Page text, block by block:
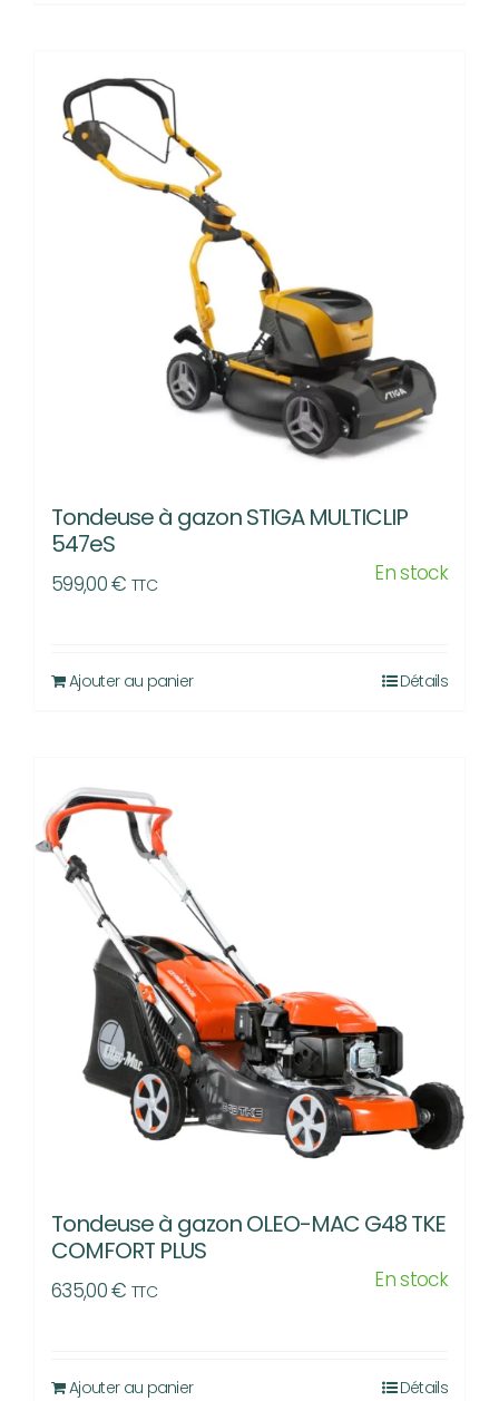
Tondeuse à gazon STIGA MULTICLIP
547eS
599,00€ TTC En stock
Ajouter au panier Détails
Tondeuse à gazon OLEO-MAC G48 TKE
COMFORT PLUS
635,00€ TTC En stock
Ajouter au panier Détails